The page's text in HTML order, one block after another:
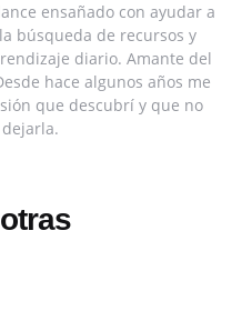
ensañado con ayudar a
búsqueda de recursos y
diario. Amante del
hace algunos años me
que descubrí y que no